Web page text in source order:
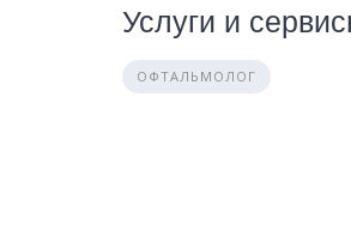
Услуги и
ОФТАЛЬМОЛОГ